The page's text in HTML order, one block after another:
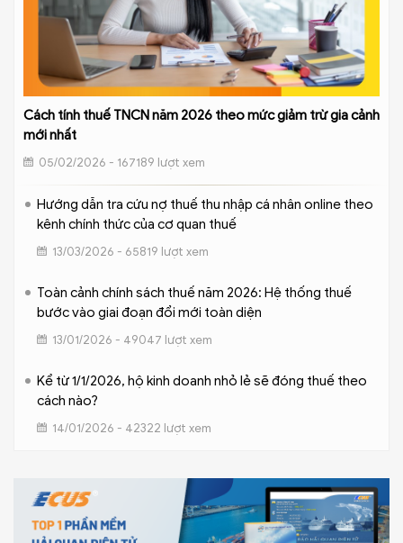
Cách tính thuế TNCN năm 2026 theo mức giảm trừ gia cảnh
mới nhất
05/02/2026 - 167189 lượt xem
Hướng dẫn tra cứu nợ thuế thu nhập cá nhân online theo
kênh chính thức của cơ quan thuế
13/03/2026 - 65819 lượt xem
Toàn cảnh chính sách thuế năm 2026: Hệ thống thuế
bước vào giai đoạn đổi mới toàn diện
13/01/2026 - 49047 lượt xem
Kể từ 1/1/2026, hộ kinh doanh nhỏ lẻ sẽ đóng thuế theo
cách nào?
14/01/2026 - 42322 lượt xem